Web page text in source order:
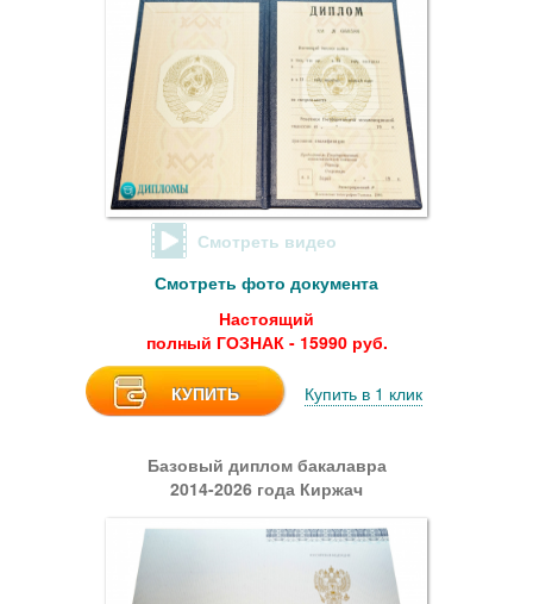
Смотреть видео
Смотреть фото документа
Настоящий
полный ГОЗНАК - 15990 руб.
КУПИТЬ Купить в 1 клик
Базовый диплом бакалавра
2014-2026 года Киржач